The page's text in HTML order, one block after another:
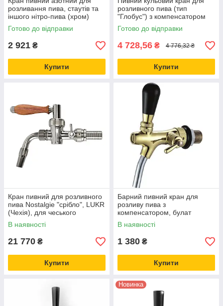
розливання пива, стаутів та
іншого нітро-пива (хром)
Lindr, Чехія
Готово до відправки
2 921 ₴
Купити
розливного пива (тип
"Глобус") з компенсатором
хром Cosmo Італія
Готово до відправки
4 728,56 ₴ 4 776,32 ₴
Купити
Кран пивний для розливного
пива Nostalgie "срібло", LUKR
(Чехія), для чеського
наливання
В наявності
21 770 ₴
Купити
Барний пивний кран для
розливу пива з
компенсатором, булат
("золото"), Talos, Китай
В наявності
1 380 ₴
Купити
Новинка